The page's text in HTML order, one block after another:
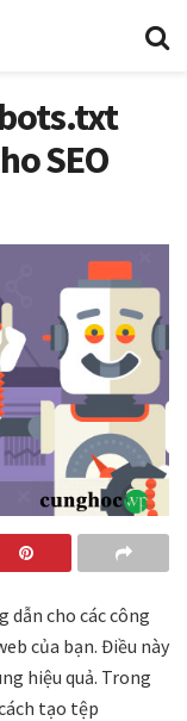
SEO
cho các công
của bạn. Điều này
hiệu quả. Trong
tạo tệp